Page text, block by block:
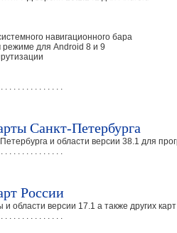
навигационного бара
для Android 8 и 9
. . . . . . . . . . . . . .
Санкт-Петербурга
и области версии 38.1 для
. . . . . . . . . . . . . .
России
области версии 17.1 а также других
. . . . . . . . . . . . . .